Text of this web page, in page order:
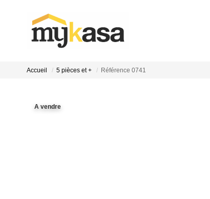
Accueil 5 pièces et + Référence 0741
A vendre